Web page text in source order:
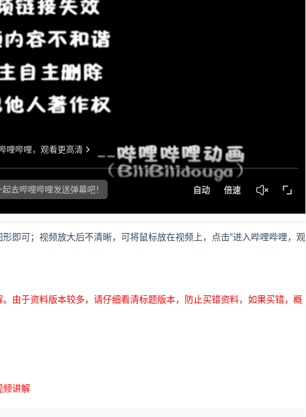
即可；视频放大后不清晰，可将鼠标放在视频上，点击“进入哔哩哔哩，观
由于资料版本较多，请仔细看清标题版本，防止买错资料，如果买错，概
频讲解